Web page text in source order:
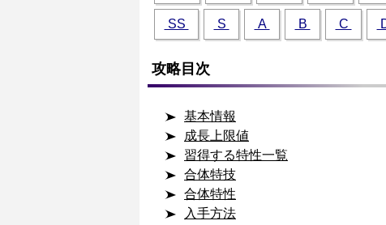
SS S A B C
攻略目次
基本情報
成長上限値
習得する特性一覧
合体特技
合体特性
入手方法